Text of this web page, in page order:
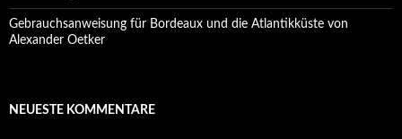
Gebrauchsanweisung für Bordeaux und die Atlantikküste von
Alexander Oetker
NEUESTE KOMMENTARE